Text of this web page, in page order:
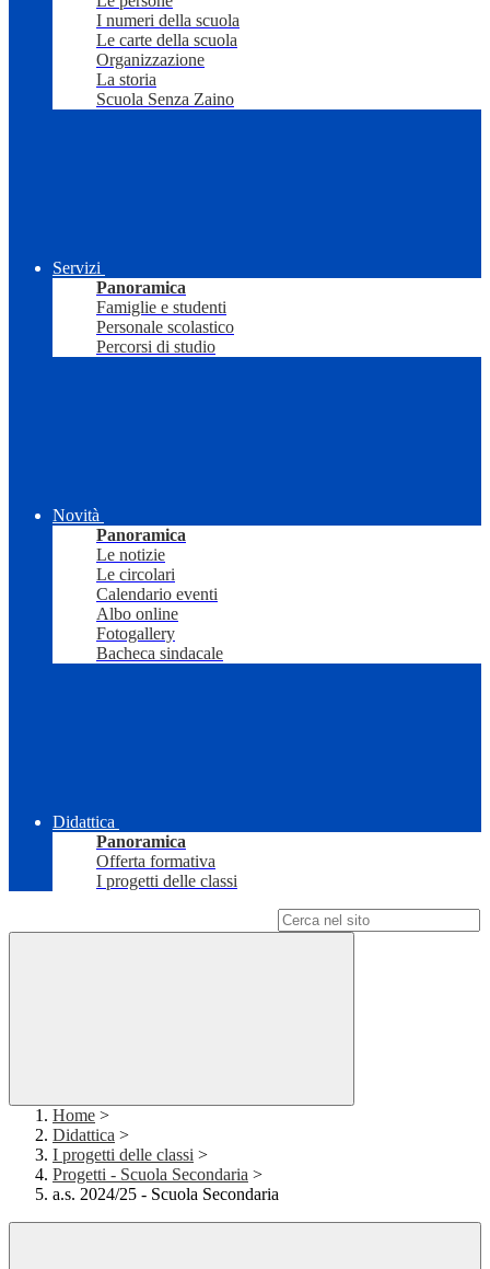
I numeri della scuola
Le carte della scuola
Organizzazione
La storia
Scuola Senza Zaino
Servizi
Panoramica
Famiglie e studenti
Personale scolastico
Percorsi di studio
Novità
Panoramica
Le notizie
Le circolari
Calendario eventi
Albo online
Fotogallery
Bacheca sindacale
Didattica
Panoramica
Offerta formativa
I progetti delle classi
Home >
Didattica >
I progetti delle classi >
Progetti - Scuola Secondaria >
a.s. 2024/25 - Scuola Secondaria